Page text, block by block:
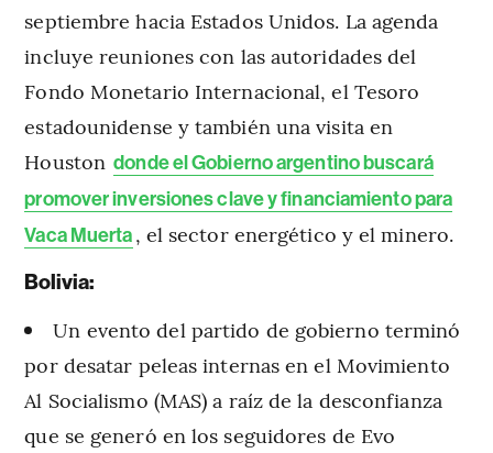
septiembre hacia Estados Unidos. La agenda
incluye reuniones con las autoridades del
Fondo Monetario Internacional, el Tesoro
estadounidense y también una visita en
Houston donde el Gobierno argentino buscará
promover inversiones clave y financiamiento para
Vaca Muerta, el sector energético y el minero.
Bolivia:
Un evento del partido de gobierno terminó
por desatar peleas internas en el Movimiento
Al Socialismo (MAS) a raíz de la desconfianza
que se generó en los seguidores de Evo